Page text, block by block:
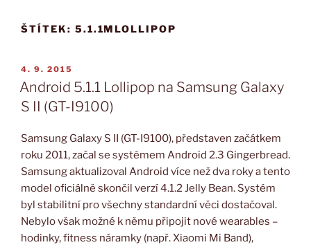
ŠTÍTEK: 5.1.1MLOLLIPOP
PUBLIKOVÁNO
4. 9. 2015
Android 5.1.1 Lollipop na Samsung Galaxy
S II (GT-I9100)
Samsung Galaxy S II (GT-I9100), představen začátkem
roku 2011, začal se systémem Android 2.3 Gingerbread.
Samsung aktualizoval Android více než dva roky a tento
model oficiálně skončil verzí 4.1.2 Jelly Bean. Systém
byl stabilitní pro všechny standardní věci dostačoval.
Nebylo však možné k němu připojit nové wearables –
hodinky, fitness náramky (např. Xiaomi Mi Band),